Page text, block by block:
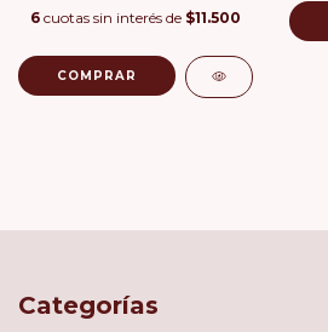
6 cuotas sin interés de $11.500
COMPRAR
Categorías